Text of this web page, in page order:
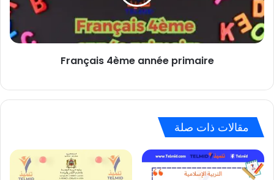
Français 4ème année primaire
مقالات ذات صلة